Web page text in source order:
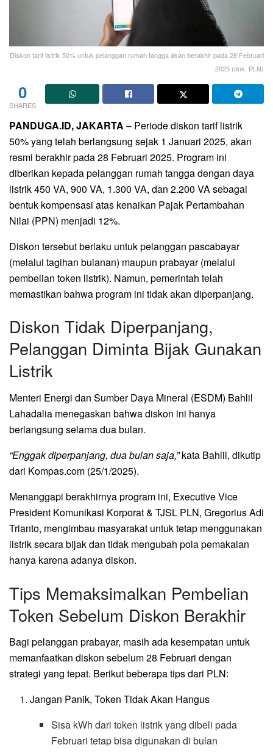
Diskon tarif listrik 50% untuk pelanggan rumah tangga akan berakhir pada 28 Februari
2025 (dok. PLN)
0
SHARES
PANDUGA.ID, JAKARTA – Periode diskon tarif listrik
50% yang telah berlangsung sejak 1 Januari 2025, akan
resmi berakhir pada 28 Februari 2025. Program ini
diberikan kepada pelanggan rumah tangga dengan daya
listrik 450 VA, 900 VA, 1.300 VA, dan 2.200 VA sebagai
bentuk kompensasi atas kenaikan Pajak Pertambahan
Nilai (PPN) menjadi 12%.
Diskon tersebut berlaku untuk pelanggan pascabayar
(melalui tagihan bulanan) maupun prabayar (melalui
pembelian token listrik). Namun, pemerintah telah
memastikan bahwa program ini tidak akan diperpanjang.
Diskon Tidak Diperpanjang,
Pelanggan Diminta Bijak Gunakan
Listrik
Menteri Energi dan Sumber Daya Mineral (ESDM) Bahlil
Lahadalia menegaskan bahwa diskon ini hanya
berlangsung selama dua bulan.
“Enggak diperpanjang, dua bulan saja,”kata Bahlil, dikutip
dari Kompas.com (25/1/2025).
Menanggapi berakhirnya program ini, Executive Vice
President Komunikasi Korporat & TJSL PLN, Gregorius Adi
Trianto, mengimbau masyarakat untuk tetap menggunakan
listrik secara bijak dan tidak mengubah pola pemakaian
hanya karena adanya diskon.
Tips Memaksimalkan Pembelian
Token Sebelum Diskon Berakhir
Bagi pelanggan prabayar, masih ada kesempatan untuk
memanfaatkan diskon sebelum 28 Februari dengan
strategi yang tepat. Berikut beberapa tips dari PLN:
Jangan Panik, Token Tidak Akan Hangus
Sisa kWh dari token listrik yang dibeli pada
Februari tetap bisa digunakan di bulan